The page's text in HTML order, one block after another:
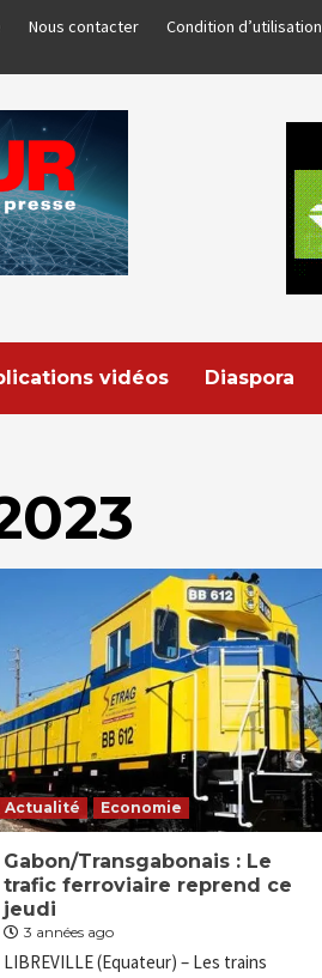
Nous contacter Condition d’utilisation
vidéos Diaspora
Actualité Economie
Gabon/Transgabonais : Le
trafic ferroviaire reprend ce
jeudi
3 années ago
LIBREVILLE (Equateur) – Les trains